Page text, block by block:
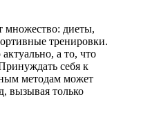
множество: диеты,
тренировки.
а то, что
себя к
методам может
вызывая только